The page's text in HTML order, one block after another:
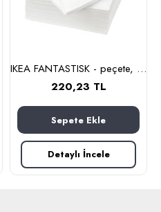
IKEA FANTASTISK - peçete, 24x24 cm (beyaz)
220,23 TL
Sepete Ekle
Detaylı İncele